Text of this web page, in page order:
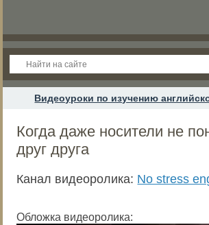
Видеоуроки по изучению
Когда даже носители не
друг друга
Канал видеоролика: No stress
Обложка видеоролика: